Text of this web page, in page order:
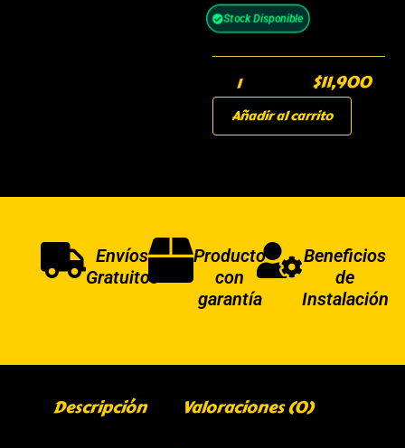
Stock Disponible
$11,900
Añadir al carrito
Envíos
Gratuitos
Producto
con
garantía
Beneficios
de
Instalación
Descripción Valoraciones (0)